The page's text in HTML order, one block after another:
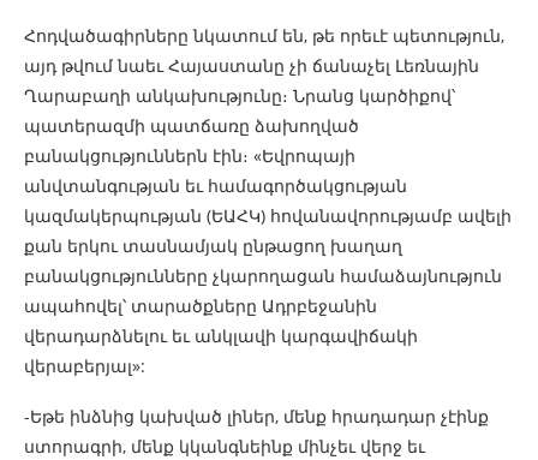
Հոդվածագիրները նկատում են, թե որեւէ պետություն,
այդ թվում նաեւ Հայաստանը չի ճանաչել Լեռնային
Ղարաբաղի անկախությունը։ Նրանց կարծիքով՝
պատերազմի պատճառը ձախողված
բանակցություններն էին։ «Եվրոպայի
անվտանգության եւ համագործակցության
կազմակերպության (ԵԱՀԿ) հովանավորությամբ ավելի
քան երկու տասնամյակ ընթացող խաղաղ
բանակցությունները չկարողացան համաձայնություն
ապահովել՝ տարածքները Ադրբեջանին
վերադարձնելու եւ անկլավի կարգավիճակի
վերաբերյալ»:
-Եթե ինձնից կախված լիներ, մենք հրադադար չէինք
ստորագրի, մենք կկանգնեինք մինչեւ վերջ եւ